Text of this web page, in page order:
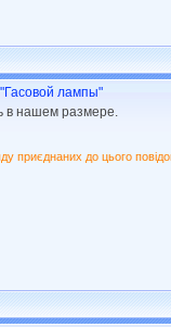
лампы"
в нашем размере.
приєднаних до цього